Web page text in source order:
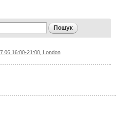
16:00-21:00, London